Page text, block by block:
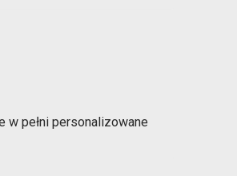
w pełni personalizowane